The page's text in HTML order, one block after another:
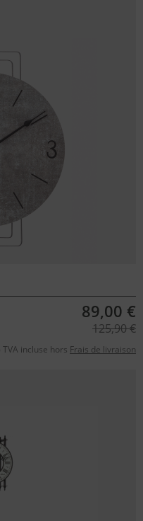
89,00 €
125,90 €
TVA incluse hors Frais de livraison